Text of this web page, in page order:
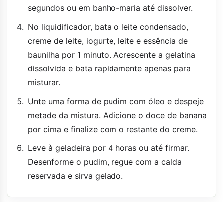
segundos ou em banho-maria até dissolver.
No liquidificador, bata o leite condensado,
creme de leite, iogurte, leite e essência de
baunilha por 1 minuto. Acrescente a gelatina
dissolvida e bata rapidamente apenas para
misturar.
Unte uma forma de pudim com óleo e despeje
metade da mistura. Adicione o doce de banana
por cima e finalize com o restante do creme.
Leve à geladeira por 4 horas ou até firmar.
Desenforme o pudim, regue com a calda
reservada e sirva gelado.